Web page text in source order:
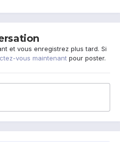
et vous enregistrez plus tard. Si
vous maintenant pour poster.